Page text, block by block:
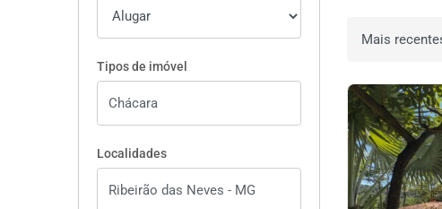
Tipos de imóvel
Localidades
Ordenar por